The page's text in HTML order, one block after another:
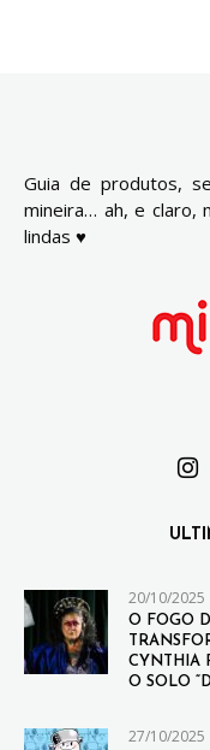
Guia de produtos,
mineira… ah, e claro,
lindas ♥
20/10/2025
O FOGO
CYNTHIA
O SOLO
27/10/2025